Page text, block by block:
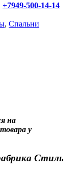
+7949-500-14-14
, Спальни
на
у
Стиль